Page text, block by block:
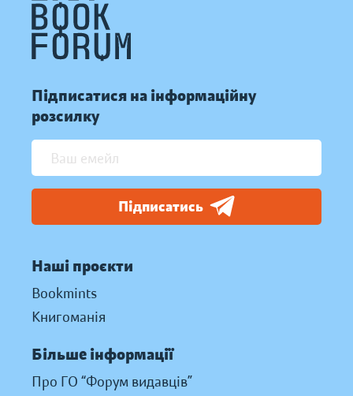
Підписатися на інформаційну
розсилку
Підписатись
Наші проєкти
Bookmints
Книгоманія
Більше інформації
Про ГО “Форум видавців”